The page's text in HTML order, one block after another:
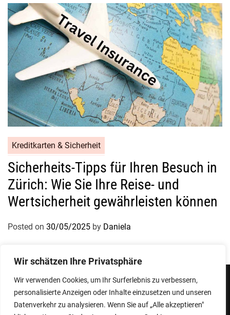
Wir schätzen Ihre Privatsphäre
Wir verwenden Cookies, um Ihr Surferlebnis zu verbessern,
personalisierte Anzeigen oder Inhalte einzusetzen und unseren
Datenverkehr zu analysieren. Wenn Sie auf „Alle akzeptieren"
Kreditkarten & Sicherheit
Sicherheits-Tipps für Ihren Besuch in
Zürich: Wie Sie Ihre Reise- und
Wertsicherheit gewährleisten können
Posted on 30/05/2025 by Daniela
ImpressumDatenschutzerklärung